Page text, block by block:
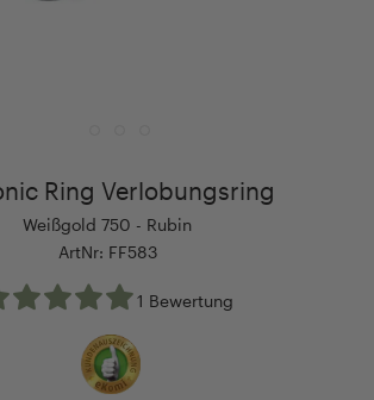
Ring Verlobungsring
Weißgold 750 - Rubin
ArtNr: FF583
1 Bewertung